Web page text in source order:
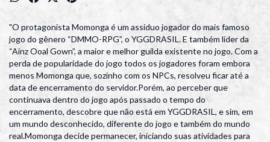
"O protagonista Momonga é um assíduo jogador do mais famoso
jogo do gênero “DMMO-RPG”, o YGGDRASIL. E também líder da
“Ainz Ooal Gown”, a maior e melhor guilda existente no jogo. Com a
perda de popularidade do jogo todos os jogadores foram embora
menos Momonga que, sozinho com os NPCs, resolveu ficar até a
data de encerramento do servidor.Porém, ao perceber que
continuava dentro do jogo após passado o tempo do
encerramento, descobre que não está em YGGDRASIL, e sim, em
um mundo desconhecido, diferente do jogo e também do mundo
real.Momonga decide permanecer, iniciando suas atividades para